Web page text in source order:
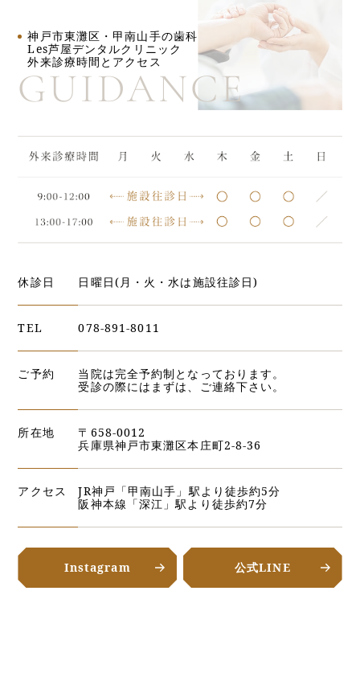
神戸市東灘区・甲南山手の歯科
Les芦屋デンタルクリニック
外来診療時間とアクセス
GUIDANCE
休診日 日曜日(月・火・水は施設往診日)
TEL 078-891-8011
ご予約
当院は完全予約制となっております。
受診の際にはまずは、ご連絡下さい。
所在地
〒658-0012
兵庫県神戸市東灘区本庄町2-8-36
アクセス
JR神戸「甲南山手」駅より徒歩約5分
阪神本線「深江」駅より徒歩約7分
Instagram 公式LINE